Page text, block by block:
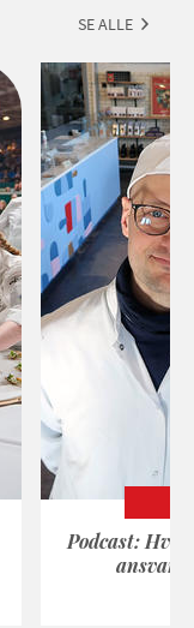
SE ALLE
Podcast: